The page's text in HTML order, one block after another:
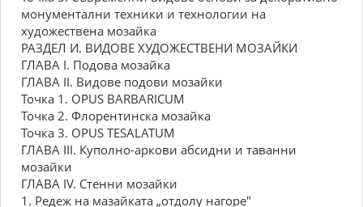
монументални техники и технологии на
художествена мозайка
РАЗДЕЛ И. ВИДОВЕ ХУДОЖЕСТВЕНИ МОЗАЙКИ
ГЛАВА I. Подова мозайка
ГЛАВА II. Видове подови мозайки
Точка 1. OPUS BARBARICUM
Точка 2. Флорентинска мозайка
Точка 3. OPUS TESALATUM
ГЛАВА III. Куполно-аркови абсидни и таванни
мозайки
ГЛАВА IV. Стенни мозайки
1. Редеж на мазайката „отдолу нагоре"